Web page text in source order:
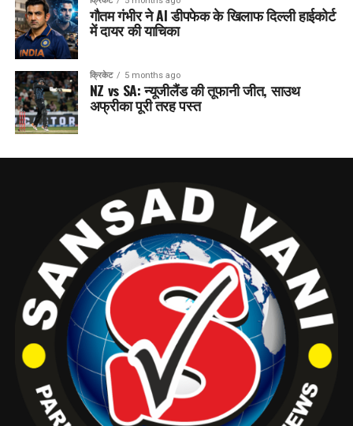
गौतम गंभीर ने AI डीपफेक के खिलाफ दिल्ली हाईकोर्ट
में दायर की याचिका
क्रिकेट 5 months ago
NZ vs SA: न्यूजीलैंड की तूफानी जीत, साउथ
अफ्रीका पूरी तरह पस्त